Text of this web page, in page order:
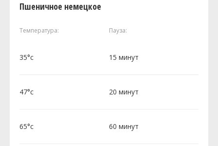
Пшеничное немецкое
Температура: Пауза:
35°c 15 минут
47°c 20 минут
65°c 60 минут